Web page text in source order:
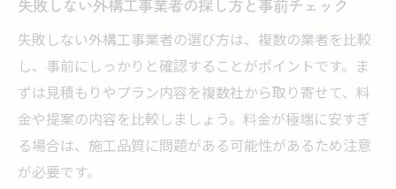
夫
費用を抑えておしゃれな外構工事を叶える
コツ
外構工事の素材選びで差がつくデザインポ
イント
外構工事で暮らしやすさと美しさを両立す
る方法
失敗しない外構工事業者の探し方と事前チェック
失敗しない外構工事業者の選び方は、複数の業者を比較
し、事前にしっかりと確認することがポイントです。ま
ずは見積もりやプラン内容を複数社から取り寄せて、料
金や提案の内容を比較しましょう。料金が極端に安すぎ
る場合は、施工品質に問題がある可能性があるため注意
が必要です。